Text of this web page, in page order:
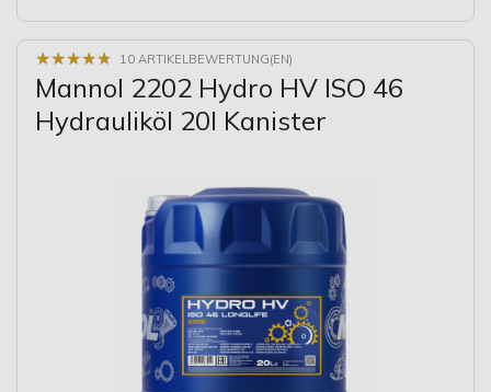
★★★★★
★★★★★ 10 ARTIKELBEWERTUNG(EN)
Mannol 2202 Hydro HV ISO 46
Hydrauliköl 20l Kanister